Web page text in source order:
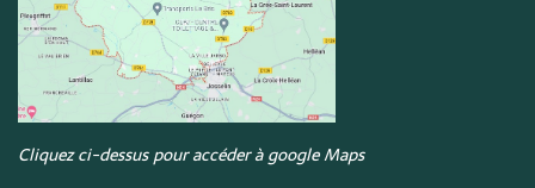
Cliquez ci-dessus pour accéder à google Maps